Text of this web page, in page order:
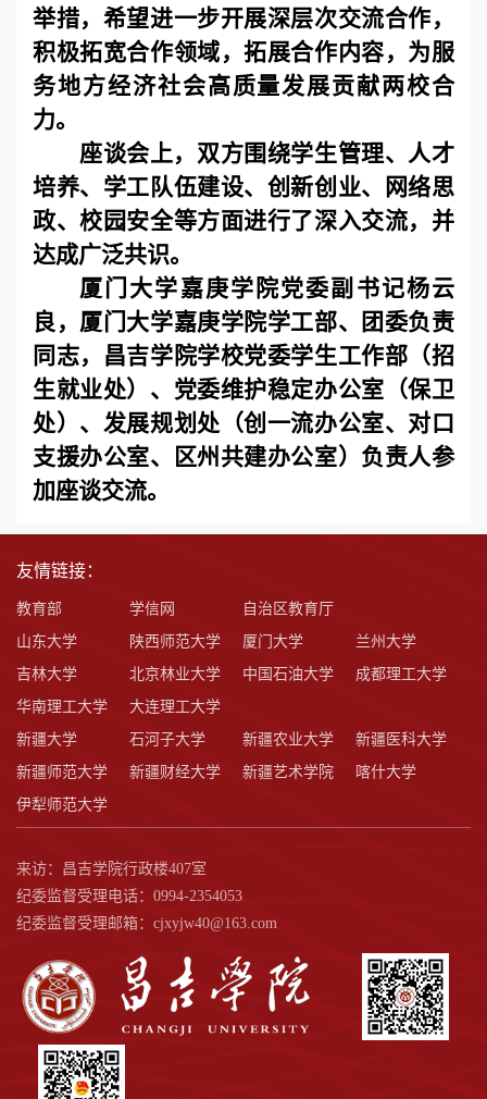
举措，希望进一步开展深层次交流合作，
积极拓宽合作领域，拓展合作内容，为服
务地方经济社会高质量发展贡献两校合
力。
座谈会上，双方围绕学生管理、人才
培养、学工队伍建设、创新创业、网络思
政、校园安全等方面进行了深入交流，并
达成广泛共识。
厦门大学嘉庚学院党委副书记杨云
良，厦门大学嘉庚学院学工部、团委负责
同志，昌吉学院学校党委学生工作部（招
生就业处）、党委维护稳定办公室（保卫
处）、发展规划处（创一流办公室、对口
支援办公室、区州共建办公室）负责人参
加座谈交流。
友情链接：
教育部 学信网
自治区教育厅
山东大学
陕西师范大学 厦门大学
兰州大学
吉林大学
北京林业大学 中国石油大学
成都理工大学
华南理工大学
大连理工大学
新疆大学
石河子大学 新疆农业大学
新疆医科大学
新疆师范大学
新疆财经大学 新疆艺术学院
喀什大学
伊犁师范大学
来访：昌吉学院行政楼407室
纪委监督受理电话：0994-2354053
纪委监督受理邮箱：cjxyjw40@163.com